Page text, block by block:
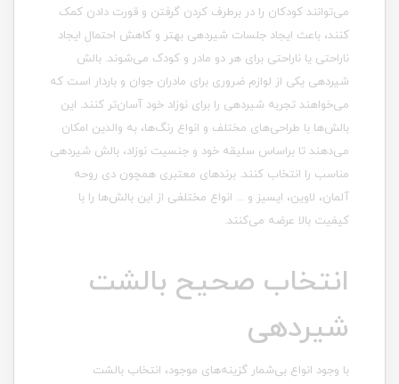
می‌توانند کودکان را در برطرف کردن گرفتن و قورت دادن کمک
کنند، باعث ایجاد جلسات شیردهی بهتر و کاهش احتمال ایجاد
ناراحتی یا ناراحتی برای هر دو مادر و کودک می‌شوند. بالش
شیردهی یکی از لوازم ضروری برای مادران جوان و باردار است که
می‌خواهند تجربه شیردهی را برای نوزاد خود آسان‌تر کنند. این
بالش‌ها با طراحی‌های مختلف و انواع رنگ‌ها، به والدین امکان
می‌دهند تا براساس سلیقه خود و جنسیت نوزاد، بالش شیردهی
مناسب را انتخاب کنند. برندهای معتبری همچون دی روحه
آلمان، لاوین، ایسیز و ... انواع مختلفی از این بالش‌ها را با
کیفیت بالا عرضه می‌کنند.
انتخاب صحیح بالشت
شیردهی
با وجود انواع بی‌شمار گزینه‌های موجود، انتخاب بالشت